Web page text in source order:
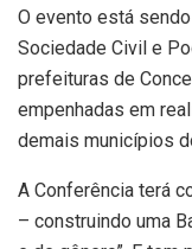
O evento está
Sociedade Civil e
prefeituras de
empenhadas em
demais municípios
A Conferência terá
– construindo uma